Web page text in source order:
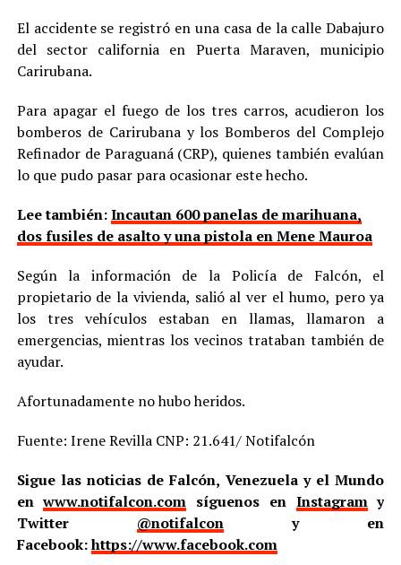
El accidente se registró en una casa de la calle Dabajuro
del sector california en Puerta Maraven, municipio
Carirubana.
Para apagar el fuego de los tres carros, acudieron los
bomberos de Carirubana y los Bomberos del Complejo
Refinador de Paraguaná (CRP), quienes también evalúan
lo que pudo pasar para ocasionar este hecho.
Lee también:Incautan 600 panelas de marihuana,
dos fusiles de asalto y una pistola en Mene Mauroa
Según la información de la Policía de Falcón, el
propietario de la vivienda, salió al ver el humo, pero ya
los tres vehículos estaban en llamas, llamaron a
emergencias, mientras los vecinos trataban también de
ayudar.
Afortunadamente no hubo heridos.
Fuente: Irene Revilla CNP: 21.641/ Notifalcón
Sigue las noticias de Falcón, Venezuela y el Mundo
enwww.notifalcon.com síguenos en Instagramy
Twitter @notifalcony en
Facebook:https://www.facebook.com